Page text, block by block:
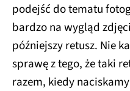
podejść do tematu
bardzo na wygląd
późniejszy retusz. Nie
sprawę z tego, że taki
razem, kiedy